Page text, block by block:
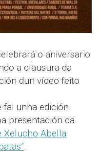
o aniversario
a clausura da
dun vídeo feito
fai unha edición
presentación da
Xelucho Abella
.